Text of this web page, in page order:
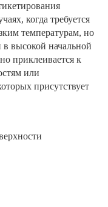
когда требуется
температурам, но
в высокой начальной
приклеивается к
или
присутствует